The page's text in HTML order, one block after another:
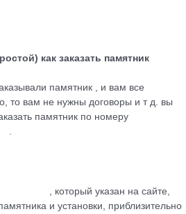
как заказать памятник
памятник , и вам все
то вам не нужны договоры и т д. вы
памятник по номеру
, который указан на сайте,
и установки, приблизительно